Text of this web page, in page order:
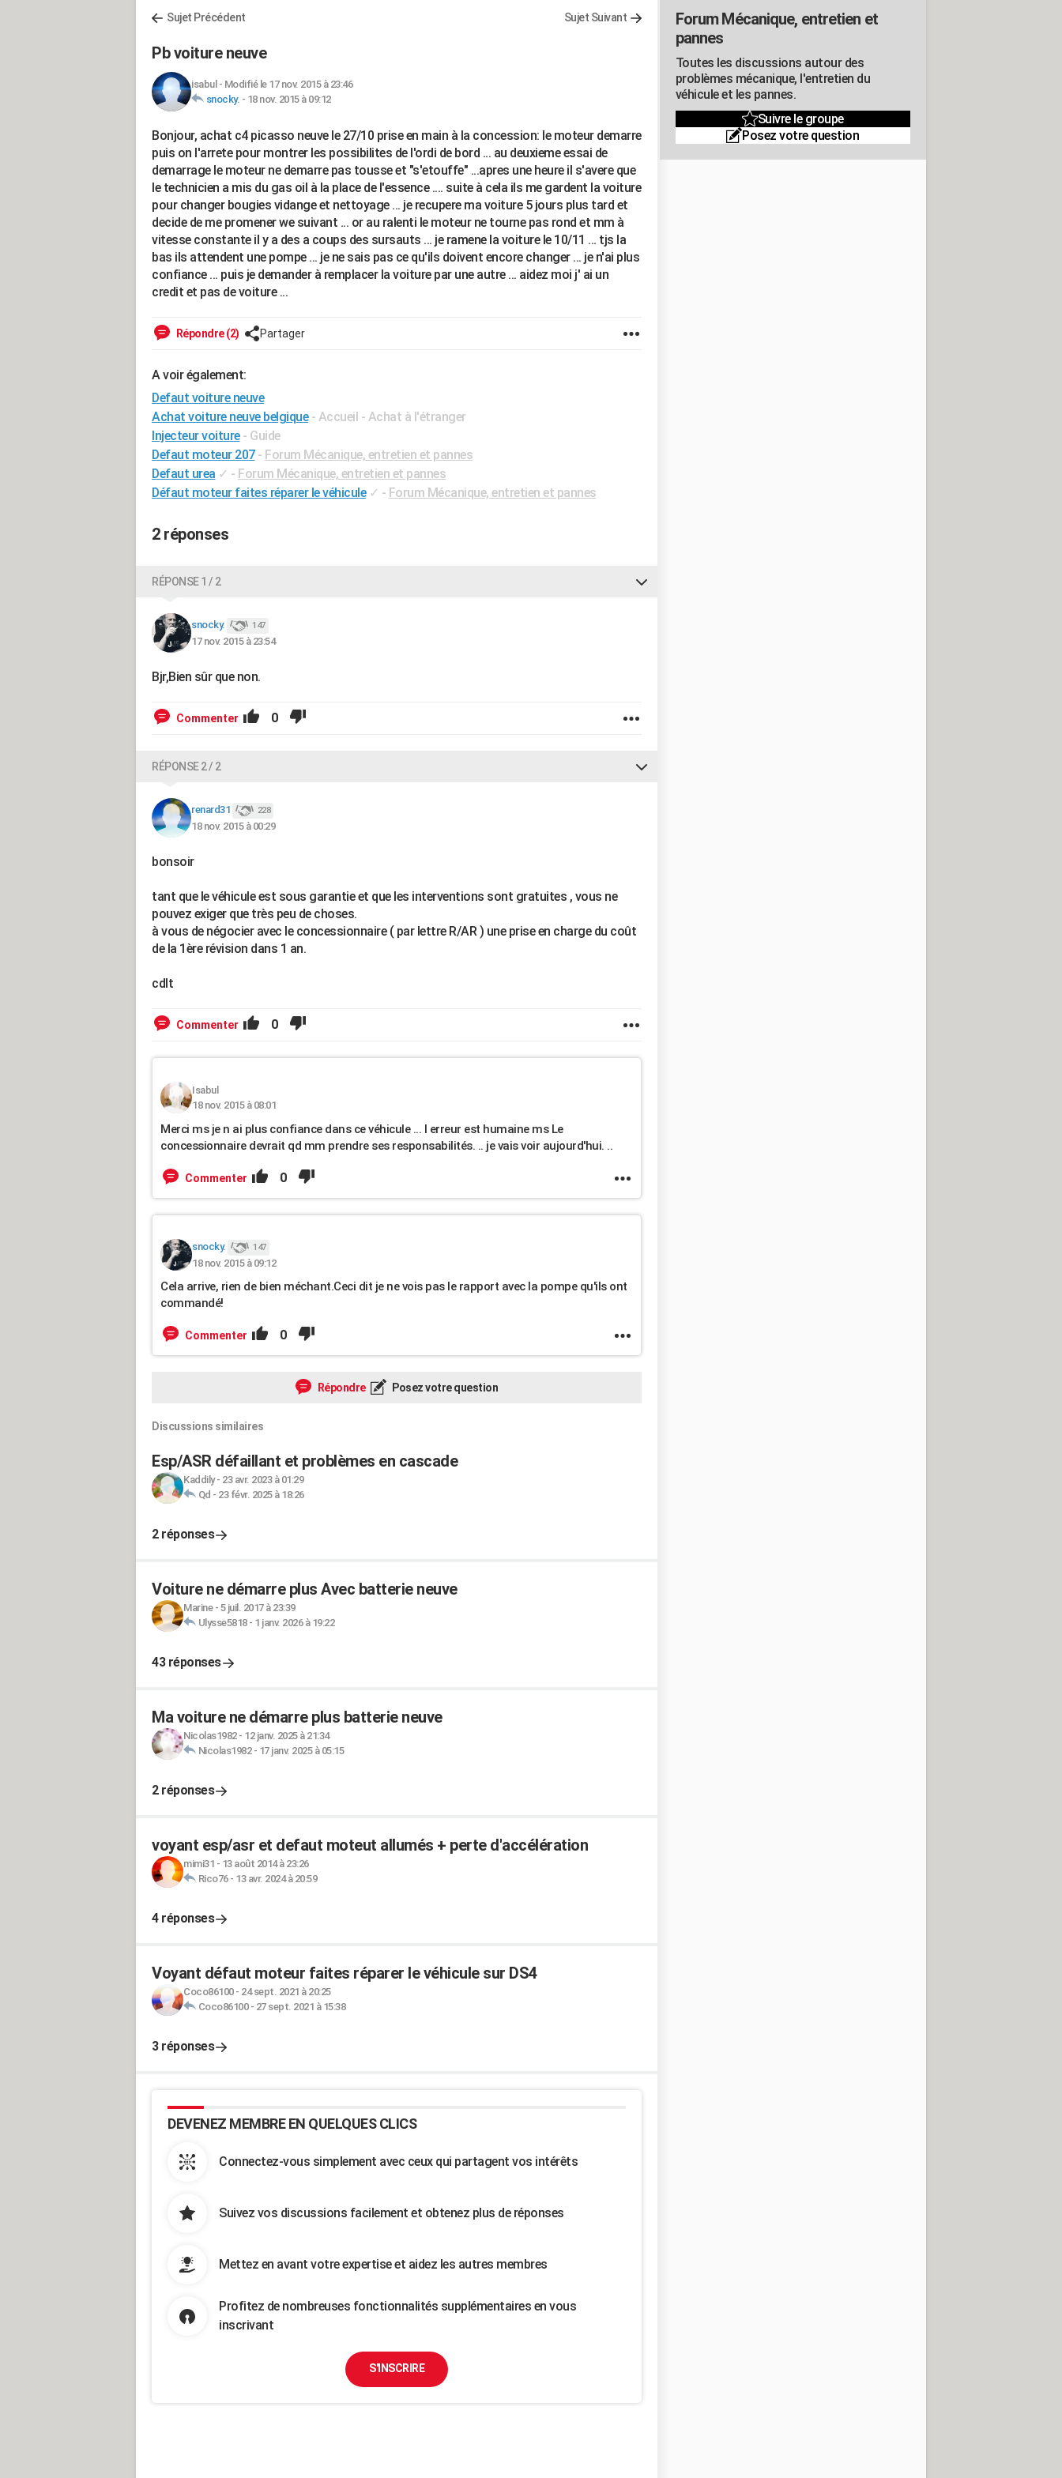
Sujet Précédent Sujet Suivant
Pb voiture neuve
isabul - Modifié le 17 nov. 2015 à 23:46
snocky. - 18 nov. 2015 à 09:12
Bonjour, achat c4 picasso neuve le 27/10 prise en main à la concession: le moteur demarre
puis on l'arrete pour montrer les possibilites de l'ordi de bord ... au deuxieme essai de
demarrage le moteur ne demarre pas tousse et "s'etouffe" ...apres une heure il s'avere que
le technicien a mis du gas oil à la place de l'essence .... suite à cela ils me gardent la voiture
pour changer bougies vidange et nettoyage ... je recupere ma voiture 5 jours plus tard et
decide de me promener we suivant ... or au ralenti le moteur ne tourne pas rond et mm à
vitesse constante il y a des a coups des sursauts ... je ramene la voiture le 10/11 ... tjs la
bas ils attendent une pompe ... je ne sais pas ce qu'ils doivent encore changer ... je n'ai plus
confiance ... puis je demander à remplacer la voiture par une autre ... aidez moi j' ai un
credit et pas de voiture ...
Répondre (2) Partager
A voir également:
Defaut voiture neuve
Achat voiture neuve belgique - Accueil - Achat à l'étranger
Injecteur voiture - Guide
Defaut moteur 207 - Forum Mécanique, entretien et pannes
Defaut urea ✓ - Forum Mécanique, entretien et pannes
Défaut moteur faites réparer le véhicule ✓ - Forum Mécanique, entretien et pannes
2 réponses
RÉPONSE 1 / 2
snocky. 147
17 nov. 2015 à 23:54
Bjr,Bien sûr que non.
Commenter 0
RÉPONSE 2 / 2
renard31 228
18 nov. 2015 à 00:29
bonsoir
tant que le véhicule est sous garantie et que les interventions sont gratuites , vous ne
pouvez exiger que très peu de choses.
à vous de négocier avec le concessionnaire ( par lettre R/AR ) une prise en charge du coût
de la 1ère révision dans 1 an.
cdlt
Commenter 0
Isabul
18 nov. 2015 à 08:01
Merci ms je n ai plus confiance dans ce véhicule ... l erreur est humaine ms Le
concessionnaire devrait qd mm prendre ses responsabilités. .. je vais voir aujourd'hui. ..
Commenter 0
snocky. 147
18 nov. 2015 à 09:12
Cela arrive, rien de bien méchant.Ceci dit je ne vois pas le rapport avec la pompe qu'ils ont
commandé!
Commenter 0
Répondre Posez votre question
Discussions similaires
Esp/ASR défaillant et problèmes en cascade
Kaddily- 23 avr. 2023 à 01:29
Qd - 23 févr. 2025 à 18:26
2 réponses
Voiture ne démarre plus Avec batterie neuve
Marine- 5 juil. 2017 à 23:39
Ulysse5818- 1 janv. 2026 à 19:22
43 réponses
Ma voiture ne démarre plus batterie neuve
Nicolas1982- 12 janv. 2025 à 21:34
Nicolas1982- 17 janv. 2025 à 05:15
2 réponses
voyant esp/asr et defaut moteut allumés + perte d'accélération
mimi31 - 13 août 2014 à 23:26
Rico76- 13 avr. 2024 à 20:59
4 réponses
Voyant défaut moteur faites réparer le véhicule sur DS4
Coco86100- 24 sept. 2021 à 20:25
Coco86100- 27 sept. 2021 à 15:38
3 réponses
DEVENEZ MEMBRE EN QUELQUES CLICS
Connectez-vous simplement avec ceux qui partagent vos intérêts
Suivez vos discussions facilement et obtenez plus de réponses
Mettez en avant votre expertise et aidez les autres membres
Profitez de nombreuses fonctionnalités supplémentaires en vous
inscrivant
S'INSCRIRE
Forum Mécanique, entretien et
pannes
Toutes les discussions autour des
problèmes mécanique, l'entretien du
véhicule et les pannes.
Suivre le groupe
Posez votre question